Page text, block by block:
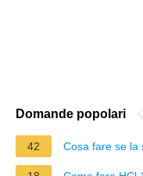
Domande popolari
42 Cosa fare se la